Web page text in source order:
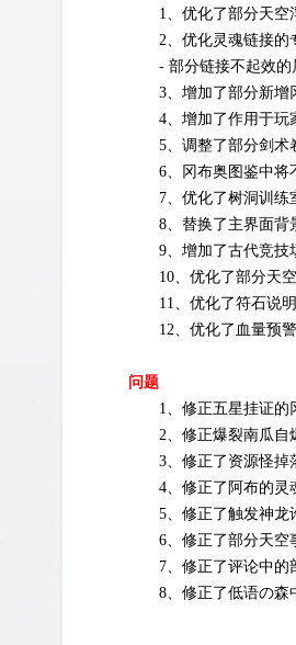
1、优化了部分天空
2、优化灵魂链接的
- 部分链接不起效
3、增加了部分新增
4、增加了作用于玩
5、调整了部分剑术
6、冈布奥图鉴中将
7、优化了树洞训练
8、替换了主界面背
9、增加了古代竞技
10、优化了部分天
11、优化了符石说
12、优化了血量预
问题
1、修正五星挂证的
2、修正爆裂南瓜自
3、修正了资源怪掉
4、修正了阿布的灵
5、修正了触发神龙
6、修正了部分天空
7、修正了评论中的
8、修正了低语の森